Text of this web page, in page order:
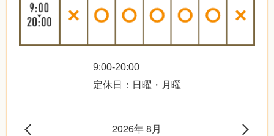
9:00-20:00
定休日：日曜・月曜
2026年 8月